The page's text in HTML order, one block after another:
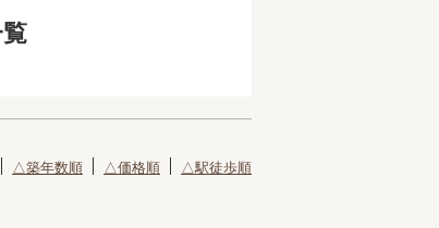
△築年数順 △価格順 △駅徒歩順